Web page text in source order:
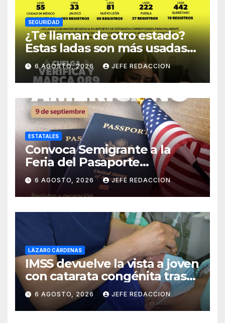
SEGURIDAD
¿Te llaman de otro estado?
Estas ladas son más usadas
para extorsionar en
Michoacán
6 AGOSTO, 2026 JEFE REDACCION
ESTATALES
Convoca Semigrante a la
Feria del Pasaporte
Estadounidense 2026
6 AGOSTO, 2026 JEFE REDACCION
LÁZARO CÁRDENAS
IMSS devuelve la vista a joven
con catarata congénita tras
23 años de limitación visual
6 AGOSTO, 2026 JEFE REDACCION